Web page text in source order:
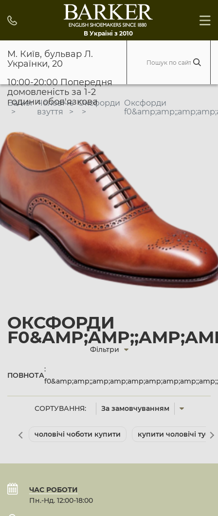
В Україні з 2010
М. Київ, бульвар Л.
Українки, 20
10:00-20:00 Попередня
домовленість за 1-2
години обов'язкова
Barker Чоловіче
взуття
Оксфорди Оксфорди
ОКСФОРДИ
СОРТУВАННЯ: За замовчуванням
Фільтри
ПОВНОТА
:
чоловічі чоботи купити купити чоловічі
ЧАС РОБОТИ
Пн.-Нд. 12:00-18:00